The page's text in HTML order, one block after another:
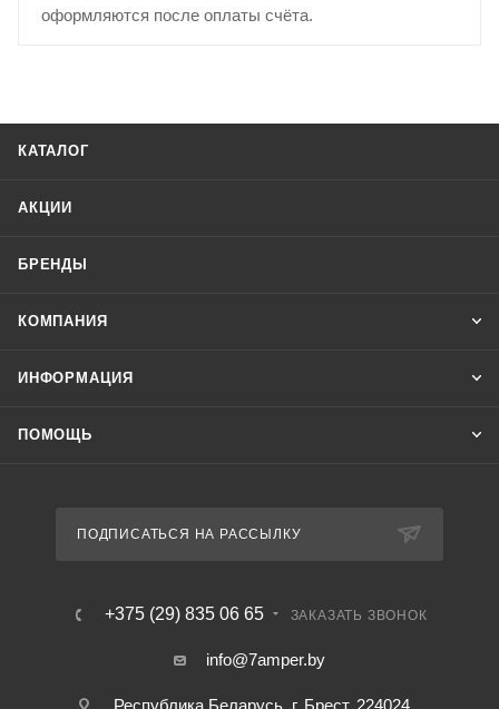
оформляются после оплаты счёта.
КАТАЛОГ
АКЦИИ
БРЕНДЫ
КОМПАНИЯ
ИНФОРМАЦИЯ
ПОМОЩЬ
ПОДПИСАТЬСЯ НА РАССЫЛКУ
+375 (29) 835 06 65 ЗАКАЗАТЬ ЗВОНОК
info@7amper.by
Республика Беларусь, г. Брест, 224024 ,